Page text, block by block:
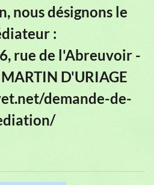
nous désignons le
:
rue de l'Abreuvoir -
D'URIAGE
demande-de-